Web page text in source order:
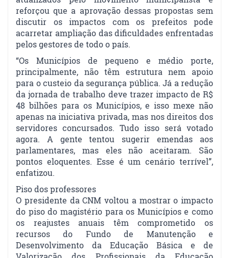
reforçou que a aprovação dessas propostas sem
discutir os impactos com os prefeitos pode
acarretar ampliação das dificuldades enfrentadas
pelos gestores de todo o país.
“Os Municípios de pequeno e médio porte,
principalmente, não têm estrutura nem apoio
para o custeio da segurança pública. Já a redução
da jornada de trabalho deve trazer impacto de R$
48 bilhões para os Municípios, e isso mexe não
apenas na iniciativa privada, mas nos direitos dos
servidores concursados. Tudo isso será votado
agora. A gente tentou sugerir emendas aos
parlamentares, mas eles não aceitaram. São
pontos eloquentes. Esse é um cenário terrível”,
enfatizou.
Piso dos professores
O presidente da CNM voltou a mostrar o impacto
do piso do magistério para os Municípios e como
os reajustes anuais têm comprometido os
recursos do Fundo de Manutenção e
Desenvolvimento da Educação Básica e de